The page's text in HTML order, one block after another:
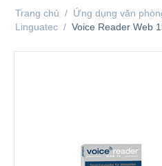
Trang chủ / Ứng dụng văn
Linguatec / Voice Reader Web